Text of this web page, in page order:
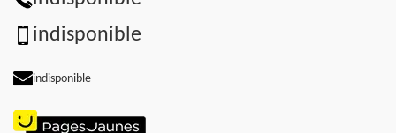
indisponible
indisponible